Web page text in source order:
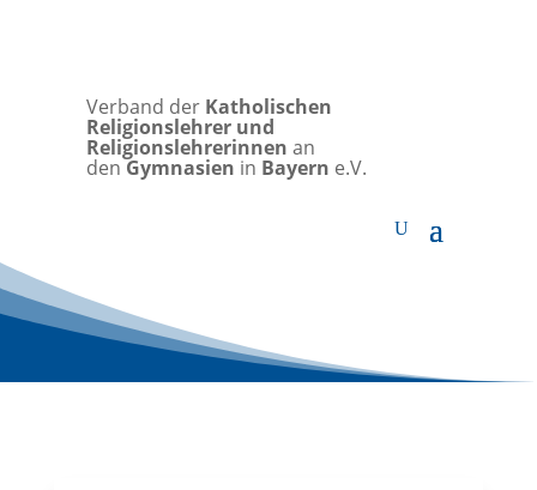
Verband der Katholischen
Religionslehrer und
Religionslehrerinnen an
denGymnasien in Bayern e.V.